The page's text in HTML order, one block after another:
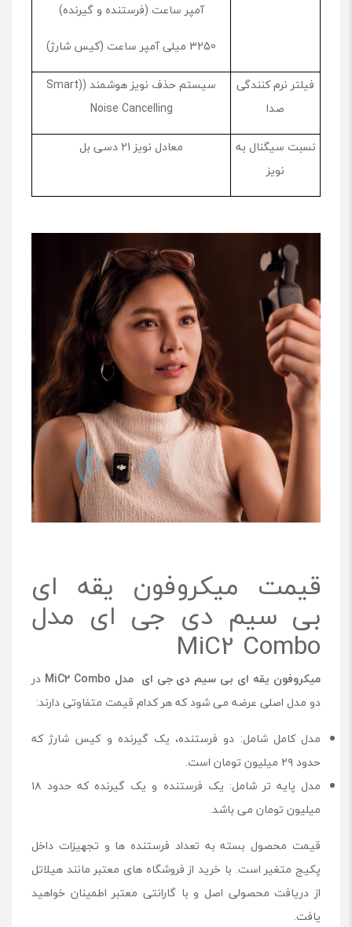
آمپر ساعت (فرستنده و گیرنده)
3250 میلی آمپر ساعت (کیس شارژ)
فیلتر نرم کنندگی
صدا
سیستم حذف نویز هوشمند ((Smart
Noise Cancelling
نسبت سیگنال به
نویز
معادل نویز 21 دسی بل
قیمت میکروفون یقه ای
بی سیم دی جی ای مدل
MiC2 Combo
میکروفون یقه ای بی سیم دی جی ای مدل MiC2 Combo
در
دو مدل اصلی عرضه می شود که هر کدام قیمت متفاوتی دارند:
مدل کامل شامل: دو فرستنده، یک گیرنده و کیس شارژ که
حدود ۲۹ میلیون تومان است.
مدل پایه تر شامل: یک فرستنده و یک گیرنده که حدود ۱۸
میلیون تومان می باشد.
قیمت محصول بسته به تعداد فرستنده ‌ها و تجهیزات داخل
پکیج متغیر است. با خرید از فروشگاه ‌های معتبر مانند هیلاتل
از دریافت محصولی اصل و با گارانتی معتبر اطمینان خواهید
یافت.